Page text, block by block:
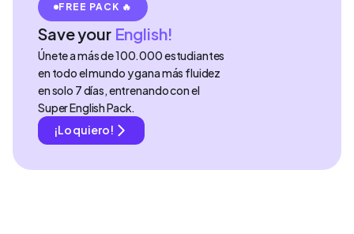
FREE PACK 🔥
Save your English!
Únete a más de 100.000 estudiantes
en todo el mundo y gana más fluidez
en solo 7 días, entrenando con el
Super English Pack.
¡Lo quiero!